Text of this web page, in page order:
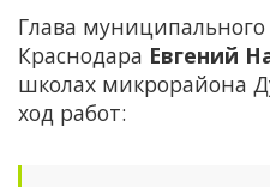
Глава
Краснодара Евгений
школах микрорайона
ход работ: